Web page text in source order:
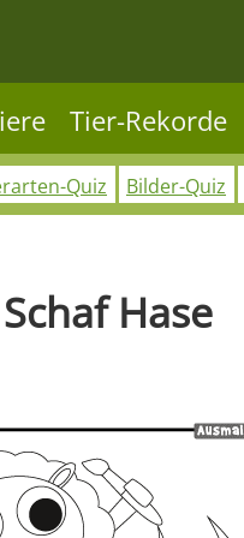
Tier-Rekorde
Quiz Bilder-Quiz
Hase